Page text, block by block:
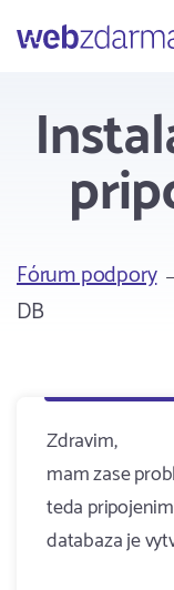
Webzdarma
Fórum podpory
DB
Zdravim,
mam zase
teda
databaza je